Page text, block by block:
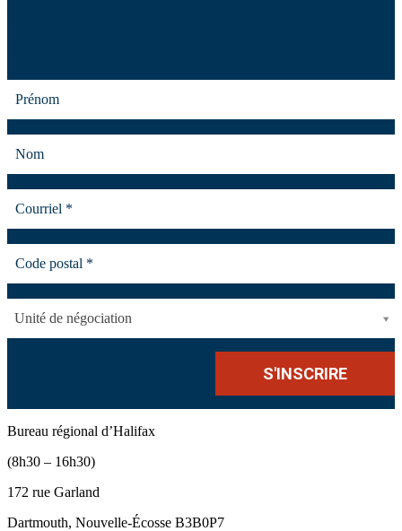
Unité de négociation
Bureau régional d’Halifax
(8h30 – 16h30)
172 rue Garland
Dartmouth, Nouvelle-Écosse B3B0P7